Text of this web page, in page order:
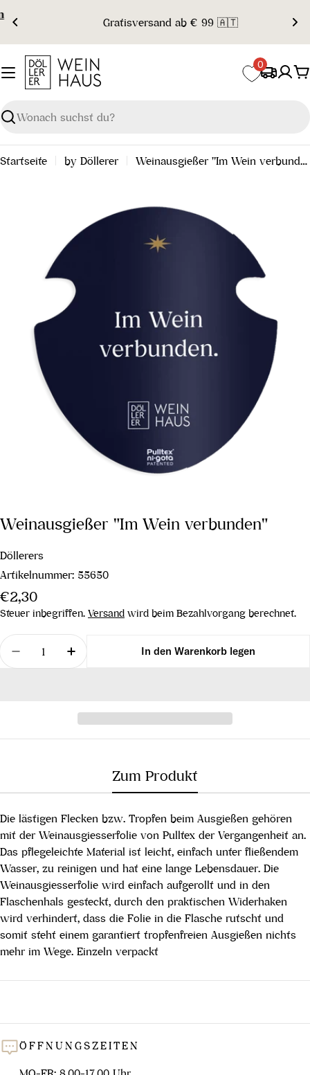
Inhalt
springen
Gratisversand ab € 99 🇦🇹
Suchen
0
Startseite by Döllerer Weinausgießer "Im Wein verbunden"
Weinausgießer "Im Wein verbunden"
Döllerers
Artikelnummer: 55650
Regulärer
Preis
€2,30
Steuer inbegriffen. Versand wird beim Bezahlvorgang berechnet.
Menge
Menge für Weinausgießer &quot;Im Wein
Menge für Weinausgießer &quot;Im
In den Warenkorb legen
Zum Produkt
Die lästigen Flecken bzw. Tropfen beim Ausgießen gehören
mit der Weinausgiesserfolie von Pulltex der Vergangenheit an.
Das pflegeleichte Material ist leicht, einfach unter fließendem
Wasser, zu reinigen und hat eine lange Lebensdauer. Die
Weinausgiesserfolie wird einfach aufgerollt und in den
Flaschenhals gesteckt, durch den praktischen Widerhaken
wird verhindert, dass die Folie in die Flasche rutscht und
somit steht einem garantiert tropfenfreien Ausgießen nichts
mehr im Wege. Einzeln verpackt
ÖFFNUNGSZEITEN